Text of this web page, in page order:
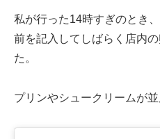
私が行った14時すぎのとき
前を記入してしばらく店内
た。
プリンやシュークリームが並